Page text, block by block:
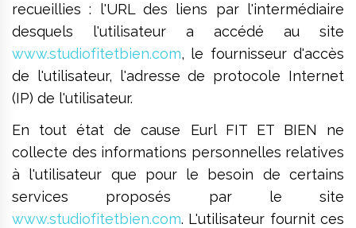
recueillies : l'URL des liens par l'intermédiaire
desquels l'utilisateur a accédé au site
www.studiofitetbien.com, le fournisseur d'accès
de l'utilisateur, l'adresse de protocole Internet
(IP) de l'utilisateur.
En tout état de cause Eurl FIT ET BIEN ne
collecte des informations personnelles relatives
à l'utilisateur que pour le besoin de certains
services proposés par le site
www.studiofitetbien.com. L'utilisateur fournit ces